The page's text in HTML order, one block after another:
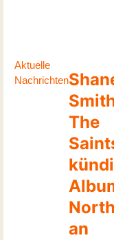
Aktuelle
Nachrichten
The
an